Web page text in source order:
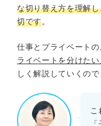
な切り替え方を理解
切です。
仕事とプライベートの
ライベートを分けた
しく解説していくの
こ